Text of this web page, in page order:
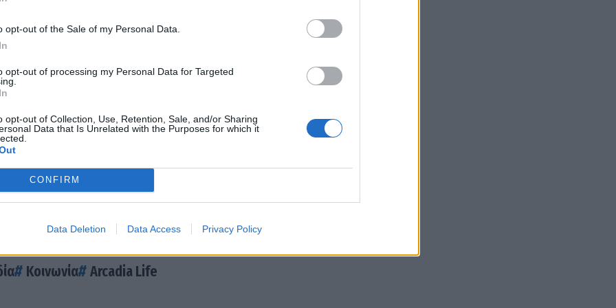
opt-out of the Sale of my Personal Data.
opt-out of processing my Personal Data for Targeted
opt-out of Collection, Use, Retention, Sale, and/or Sharing
Data that Is Unrelated with the Purposes for which it
CONFIRM
Data Deletion Data Access Privacy Policy
μετά την απώλεια του Νικόλαου Στασινόπουλου
απαγχονισθέντες της οδού Ταξιαρχών
το 7ο Χορωδιακό Φεστιβάλ του Πανός στην
Μεγαλόπολη
Αικατερίνης Πολυμέρου-Καμηλάκη στο
χωρίς σπατάλη στο Στασινοπούλειο
Κοινωνία Arcadia Life